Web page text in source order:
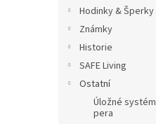
Hodinky & Šperky
Známky
Historie
SAFE Living
Ostatní
Úložné
pera